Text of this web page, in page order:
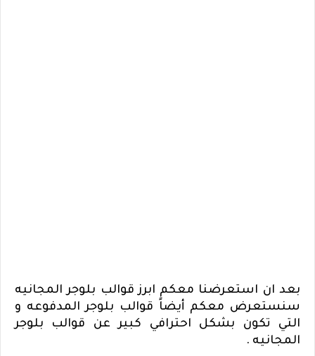
بعد ان استعرضنا معكم ابرز قوالب بلوجر المجانيه
سنستعرض معكم أيضاً قوالب بلوجر المدفوعه و
التي تكون بشكل احترافي كبير عن قوالب بلوجر
المجانيه .